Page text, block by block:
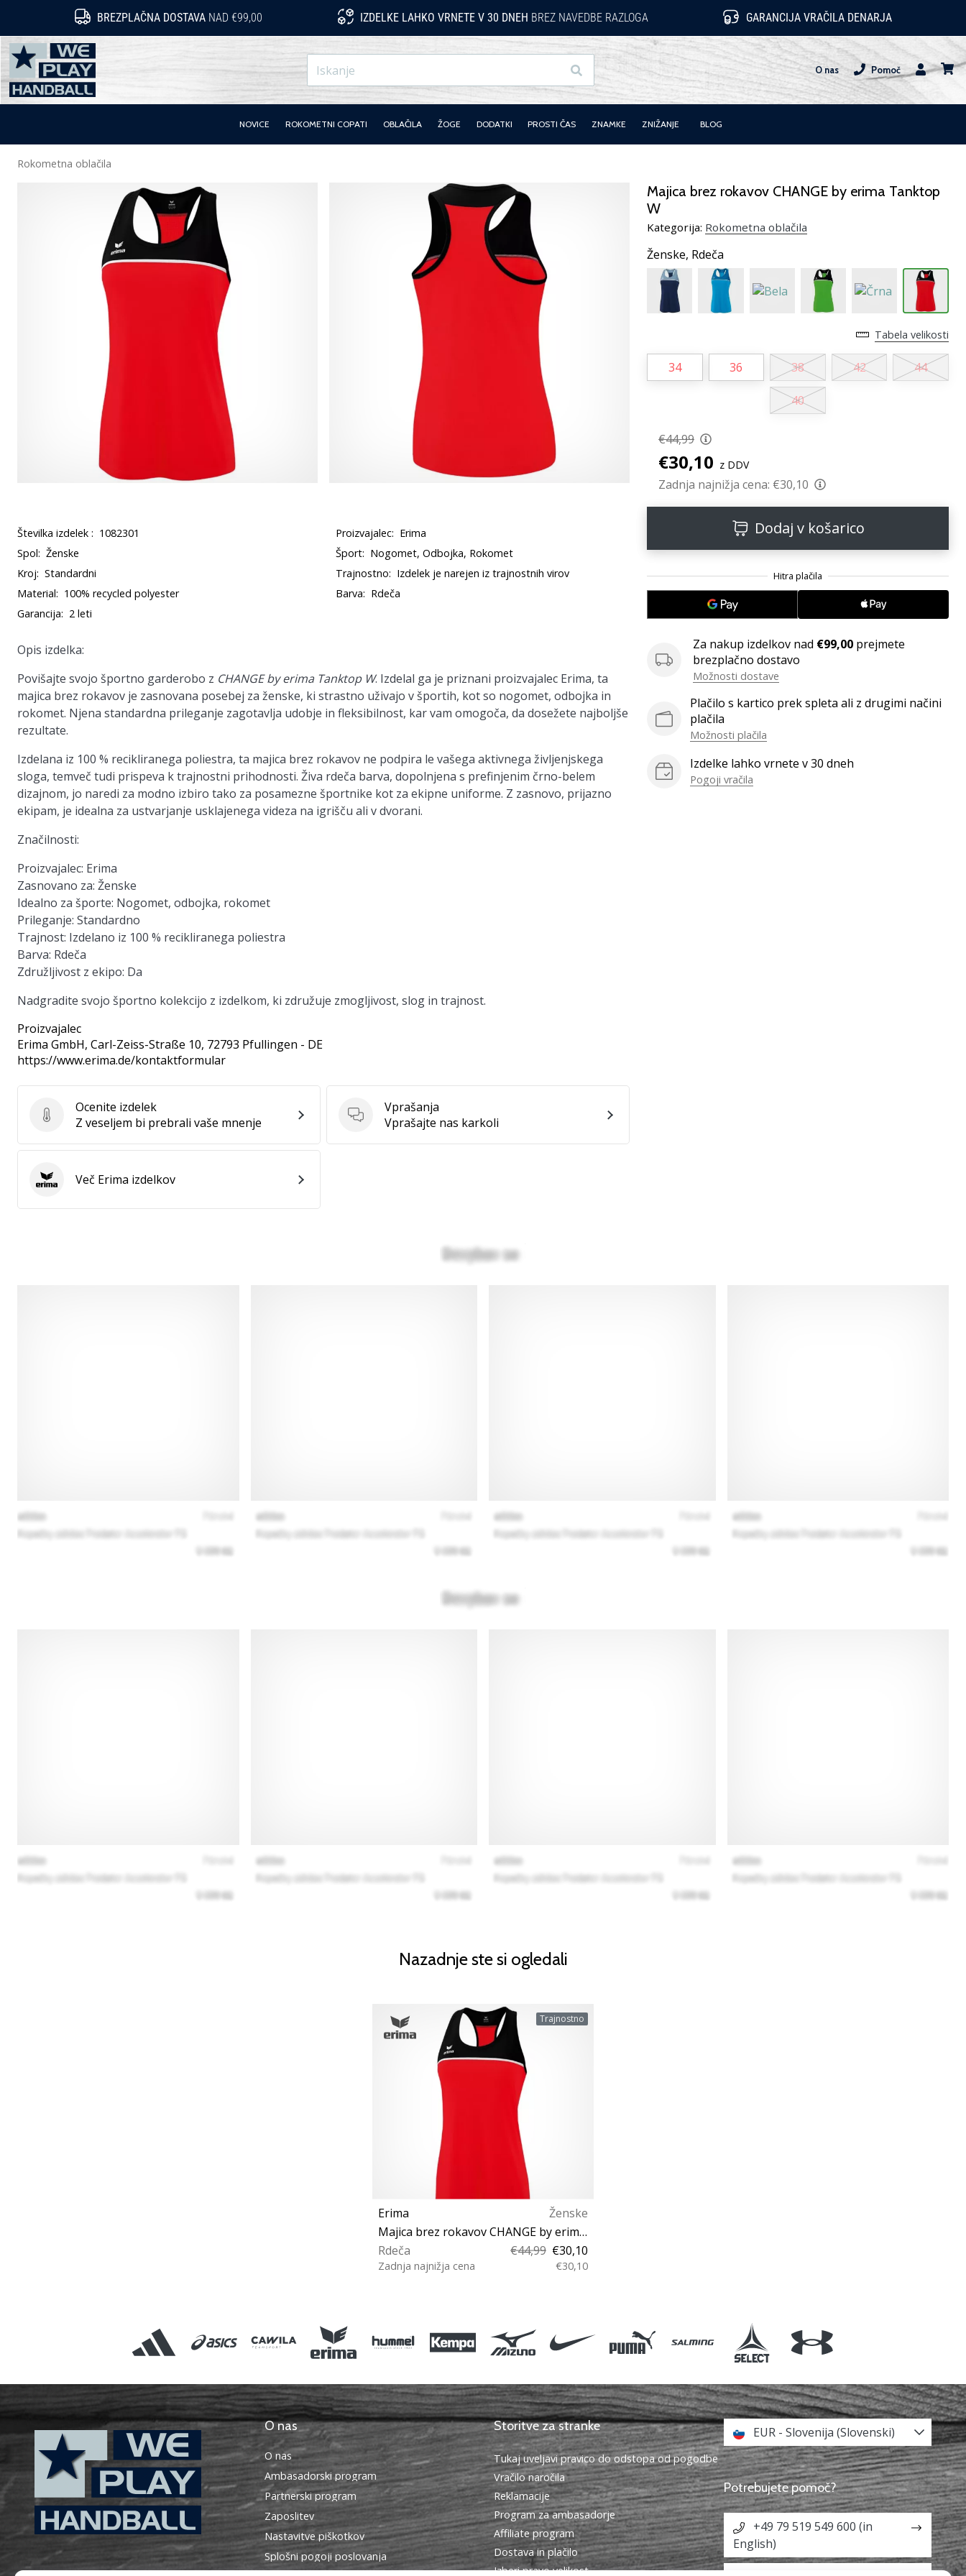
BREZPLAČNA DOSTAVA NAD €99,00 IZDELKE LAHKO VRNETE V 30 DNEH BREZ NAVEDBE RAZLOGA GARANCIJA VRAČILA DENARJA
WePlayHandball.si
Iskanje O nas
Pomoč
Uporabnik
NOVICE ROKOMETNI COPATI OBLAČILA ŽOGE DODATKI PROSTI ČAS ZNAMKE ZNIŽANJE BLOG
Rokometna oblačila
Majica brez rokavov CHANGE by erima Tanktop
W
Kategorija: Rokometna oblačila
Ženske, Rdeča
Tabela velikosti
34 36 38 42 44
40
€44,99
€30,10 z DDV
Zadnja najnižja cena: €30,10
Dodaj v košarico
Za nakup izdelkov nad €99,00 prejmete
brezplačno dostavo
Možnosti dostave
Plačilo s kartico prek spleta ali z drugimi načini
plačila
Možnosti plačila
Izdelke lahko vrnete v 30 dneh
Pogoji vračila
Številka izdelek : 1082301 Proizvajalec: Erima
Spol: Ženske Šport: Nogomet, Odbojka, Rokomet
Kroj: Standardni Trajnostno: Izdelek je narejen iz trajnostnih virov
Material: 100% recycled polyester Barva: Rdeča
Garancija: 2 leti
Opis izdelka:
Povišajte svojo športno garderobo z CHANGE by erima Tanktop W. Izdelal ga je priznani proizvajalec Erima, ta
majica brez rokavov je zasnovana posebej za ženske, ki strastno uživajo v športih, kot so nogomet, odbojka in
rokomet. Njena standardna prileganje zagotavlja udobje in fleksibilnost, kar vam omogoča, da dosežete najboljše
rezultate.
Izdelana iz 100 % recikliranega poliestra, ta majica brez rokavov ne podpira le vašega aktivnega življenjskega
sloga, temveč tudi prispeva k trajnostni prihodnosti. Živa rdeča barva, dopolnjena s prefinjenim črno-belem
dizajnom, jo naredi za modno izbiro tako za posamezne športnike kot za ekipne uniforme. Z zasnovo, prijazno
ekipam, je idealna za ustvarjanje usklajenega videza na igrišču ali v dvorani.
Značilnosti:
Proizvajalec: Erima
Zasnovano za: Ženske
Idealno za športe: Nogomet, odbojka, rokomet
Prileganje: Standardno
Trajnost: Izdelano iz 100 % recikliranega poliestra
Barva: Rdeča
Združljivost z ekipo: Da
Nadgradite svojo športno kolekcijo z izdelkom, ki združuje zmogljivost, slog in trajnost.
Proizvajalec
Erima GmbH, Carl-Zeiss-Straße 10, 72793 Pfullingen - DE
https://www.erima.de/kontaktformular
Ocenite izdelek
Ocenite izdelek
Z veseljem bi prebrali vaše mnenje
Vprašanja
Vprašanja
Vprašajte nas karkoli
Erima Več Erima izdelkov
Nazadnje ste si ogledali
Trajnostno
Erima
Ženske
Majica brez rokavov CHANGE by erima Tanktop W
Rdeča
€44,99 €30,10
Zadnja najnižja cena €30,10
WePlayHandball.si
O nas
O nas
Ambasadorski program
Partnerski program
Zaposlitev
Nastavitve piškotkov
Splošni pogoji poslovanja
Storitve za stranke
Tukaj uveljavi pravico do odstopa od pogodbe
Vračilo naročila
Reklamacije
Program za ambasadorje
Affiliate program
Dostava in plačilo
Izberi pravo velikost
EUR - Slovenija (Slovenski)
Potrebujete pomoč?
+49 79 519 549 600 (in
English)